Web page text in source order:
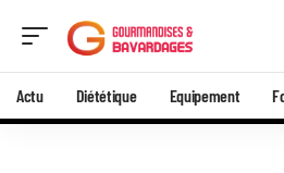
Actu Diététique Equipement